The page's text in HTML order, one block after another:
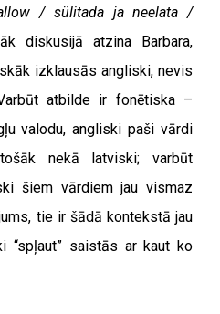
/ sülitada ja neelata /
diskusijā atzina Barbara,
izklausās angliski, nevis
atbilde ir fonētiska –
valodu, angliski paši vārdi
nekā latviski; varbūt
šiem vārdiem jau vismaz
tie ir šādā kontekstā jau
“spļaut” saistās ar kaut ko